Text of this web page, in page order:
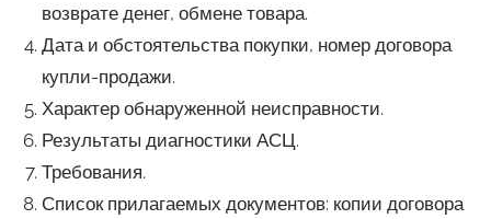
возврате денег, обмене товара.
Дата и обстоятельства покупки, номер договора
купли-продажи.
Характер обнаруженной неисправности.
Результаты диагностики АСЦ.
Требования.
Список прилагаемых документов: копии договора